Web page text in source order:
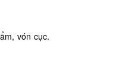
vón cục.